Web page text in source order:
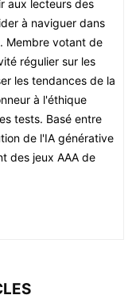
aux lecteurs des
à naviguer dans
Membre votant de
régulier sur les
les tendances de la
à l'éthique
tests. Basé entre
de l'IA générative
des jeux AAA de